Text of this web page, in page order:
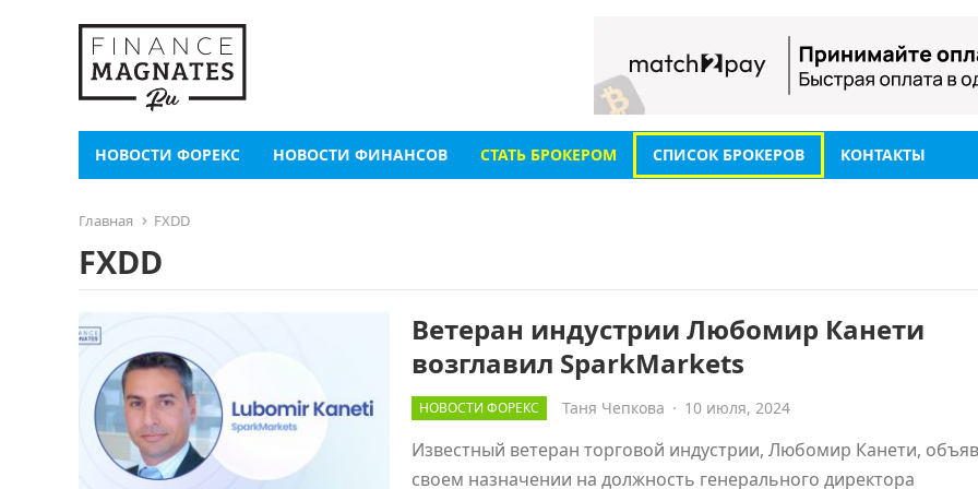
НОВОСТИ ФОРЕКС НОВОСТИ ФИНАНСОВ СТАТЬ БРОКЕРОМ СПИСОК БРОКЕРОВ КОНТАКТЫ
Главная FXDD
FXDD
Ветеран индустрии Любомир Канети
возглавил SparkMarkets
НОВОСТИ ФОРЕКС Таня Чепкова · 10 июля, 2024
Известный ветеран торговой индустрии, Любомир Канети,
своем назначении на должность генерального директора